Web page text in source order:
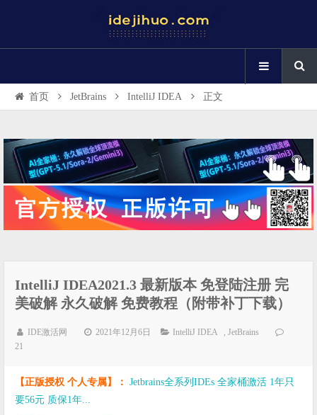
首页 JetBrains IntelliJ IDEA 正文
IntelliJ IDEA2021.3 最新版本 免登陆注册 完
美破解 永久破解 免费教程（附带补丁下载）
IDE激活网 2021年12月6日 IntelliJ IDEA ,JetBrains
21
【正版授权 个人专属】： Jetbrains全系列IDEs 全家桶激活 1年只
要56元 质保1年...